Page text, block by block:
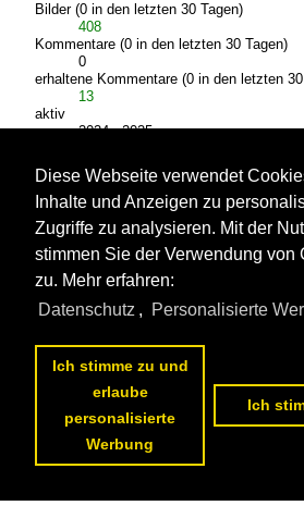
Bilder (0 in den letzten 30 Tagen)
408
Kommentare (0 in den letzten 30 Tagen)
0
erhaltene Kommentare (0 in den letzten
13
aktiv
2024 - 2025
Bilder
Bahnbilder.de 408 0
Datenschutzerklärung
Diese Webseite verwendet
Inhalte und Anzeigen zu
Zugriffe zu analysieren. Mit der
stimmen Sie der Verwendung von
zu. Mehr erfahren:
Datenschutz , Personalisierte
Ich stimme zu und
erlaube
personalisierte
Werbung
Ich